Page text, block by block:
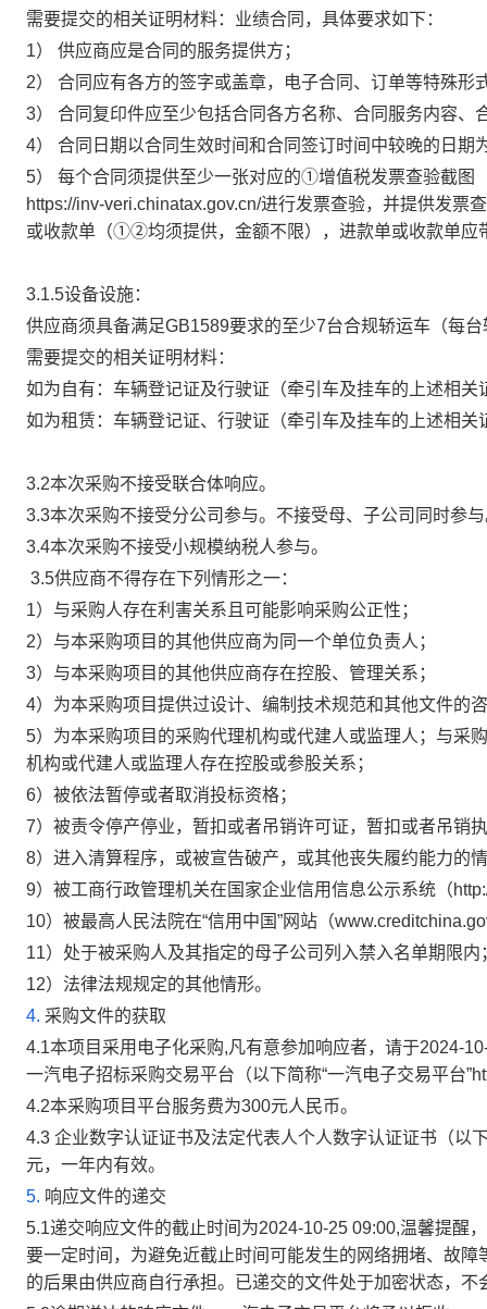
需要提交的相关证明材料：业绩合同，具体要求如下：
1） 供应商应是合同的服务提供方；
2） 合同应有各方的签字或盖章，电子合同、订单等特殊形
3） 合同复印件应至少包括合同各方名称、合同服务内容、
4） 合同日期以合同生效时间和合同签订时间中较晚的日期
5） 每个合同须提供至少一张对应的①增值税发票查验截图
https://inv-veri.chinatax.gov.cn/进行发票查验，并提供发
或收款单（①②均须提供，金额不限），进款单或收款单应
3.1.5设备设施：
供应商须具备满足GB1589要求的至少7台合规轿运车（每
需要提交的相关证明材料：
如为自有：车辆登记证及行驶证（牵引车及挂车的上述相
如为租赁： 车辆登记证、行驶证（牵引车及挂车的上述相
3.2本次采购不接受联合体响应。
3.3本次采购不接受分公司参与。 不接受母、子公司同时参
3.4本次采购不接受小规模纳税人参与。
3.5供应商不得存在下列情形之一：
1）与采购人存在利害关系且可能影响采购公正性；
2）与本采购项目的其他供应商为同一个单位负责人；
3）与本采购项目的其他供应商存在控股、管理关系；
4）为本采购项目提供过设计、编制技术规范和其他文件的
5）为本采购项目的采购代理机构或代建人或监理人；与采
机构或代建人或监理人存在控股或参股关系；
6）被依法暂停或者取消投标资格；
7）被责令停产停业，暂扣或者吊销许可证，暂扣或者吊销
8）进入清算程序，或被宣告破产，或其他丧失履约能力的
9）被工商行政管理机关在国家企业信用信息公示系统（
10）被最高人民法院在“信用中国”网站（
11） 处于被采购人及其指定的母子公司列入禁入名单期限内
12）法律法规规定的其他情形。
4. 采购文件的获取
4.1本项目采用电子化采购,凡有意参加响应者，请于2024-
一汽电子招标采购交易平台（以下简称“一汽电子交易平台”
4.2本采购项目平台服务费为300元人民币。
4.3 企业数字认证证书及法定代表人个人数字认证证书（以
元，一年内有效。
5. 响应文件的递交
5.1递交响应文件的截止时间为2024-10-25 09:00,温馨提醒
要一定时间，为避免近截止时间可能发生的网络拥堵、故
的后果由供应商自行承担。已递交的文件处于加密状态，不